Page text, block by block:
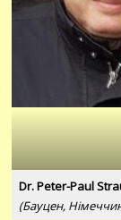
Dr. Peter-Paul
(Бауцен,